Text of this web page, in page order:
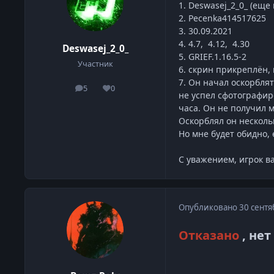
Deswasej_2_0_
Участник
5
сообщения
0
Репутация
1. Deswasej_2_0_ (еще
2. Pecenka414517625
3. 30.09.2021
4. 4.7, 4.12, 4.30
5. GRIEF.1.16.5-2
6. скрин прикреплён,
7. Он начал
не успел
часа. Он не получил
Оскорблял он
Но мне будет обидно,
С уважением, игрок
Опубликовано30
Отказано ,